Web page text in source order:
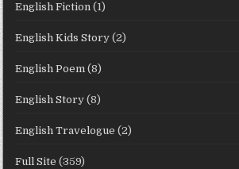
English Fiction (1)
English Kids Story (2)
English Poem (8)
English Story (8)
English Travelogue (2)
Full Site (359)